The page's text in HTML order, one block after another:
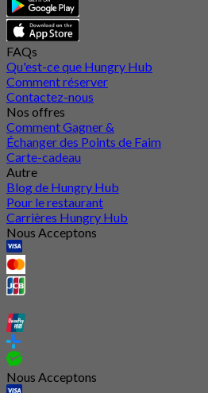
FAQs
Qu'est-ce que Hungry Hub
Comment réserver
Contactez-nous
Nos offres
Comment Gagner &
Échanger des Points de Faim
Carte-cadeau
Autre
Blog de Hungry Hub
Pour le restaurant
Carrières Hungry Hub
Nous Acceptons
Nous Acceptons